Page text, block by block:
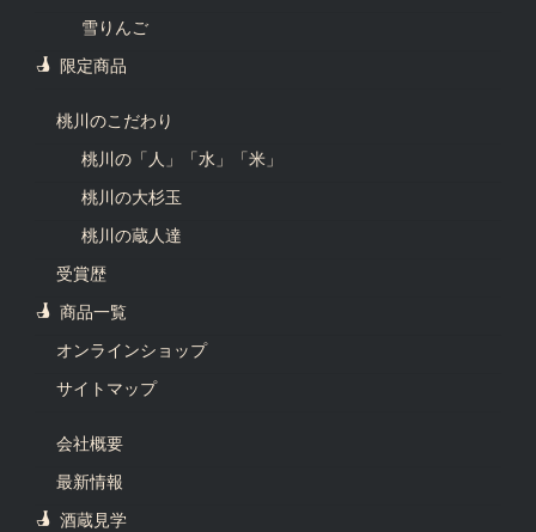
雪りんご
限定商品
桃川のこだわり
桃川の「人」「水」「米」
桃川の大杉玉
桃川の蔵人達
受賞歴
商品一覧
オンラインショップ
サイトマップ
会社概要
最新情報
酒蔵見学